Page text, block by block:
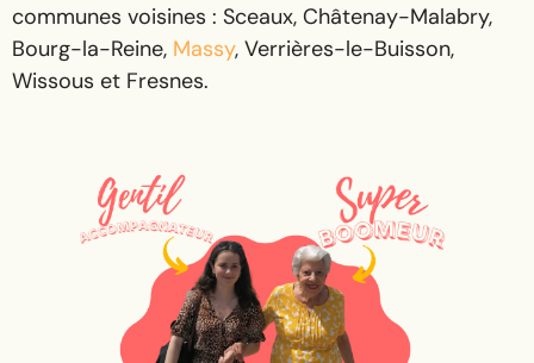
communes voisines : Sceaux, Châtenay-Malabry,
Bourg-la-Reine, Massy, Verrières-le-Buisson,
Wissous et Fresnes.